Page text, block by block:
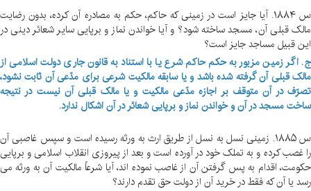
س ۱۸۸۴. آیا جایز است در زمینی که حاکم، حکم به مصادره آن کرده، بدون رضایت
مالک قبلی آن، مسجد ساخته شود؟ و آیا خواندن نماز و برپایی سایر شعائر دینی در
این قبیل مساجد جایز است؟
ج. اگر زمین مزبور به حکم حاکم شرع یا با استناد به قانون جاری دولت اسلامی از
مالک قبلی آن گرفته شده باشد و یا سابقه مالکیت شرعی برای مدّعی آن ثابت نشود،
تصرّف در آن متوقف بر اجازه مدّعی مالکیت و یا مالک قبلی آن نیست در نتیجه
ساخت مسجد در آن و خواندن نماز و برپایی شعائر در آن اشکال ندارد.
س ۱۸۸۵. زمینی نسل به نسل از طریق ارث به ورثه رسیده است و سپس غاصبی آن
را غصب کرده و به تملک خود در آورده است و بعد از پیروزی انقلاب اسلامی و برپایی
حکومت، اقدام به پس گرفتن آن از غاصب نموده اند، آیا شرعاً مالکیت آن به ورثه می
رسد یا آن که فقط در خرید آن از دولت حق تقدم دارند؟